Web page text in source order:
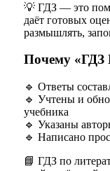
💡 ГДЗ — это
даёт готовых
размышлять,
Почему «ГДЗ
🔹 Ответы
🔹 Учтены и
учебника
🔹 Указаны
🔹 Написано
📘 ГДЗ по